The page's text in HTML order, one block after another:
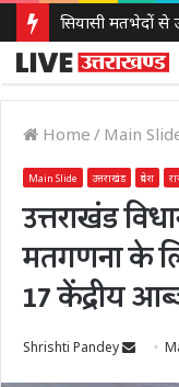
Home / Main
Main Slide उत्तराखंड प्रदेश
उत्तराखंड
मतगणना के
17 केंद्रीय
Shrishti Pandey
Send